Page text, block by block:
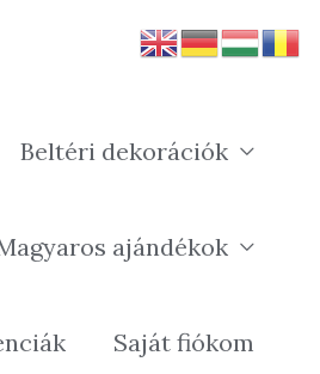
Beltéri dekorációk
ajándékok
Saját fiókom